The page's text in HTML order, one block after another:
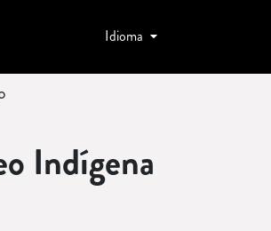
Idioma
Indígena